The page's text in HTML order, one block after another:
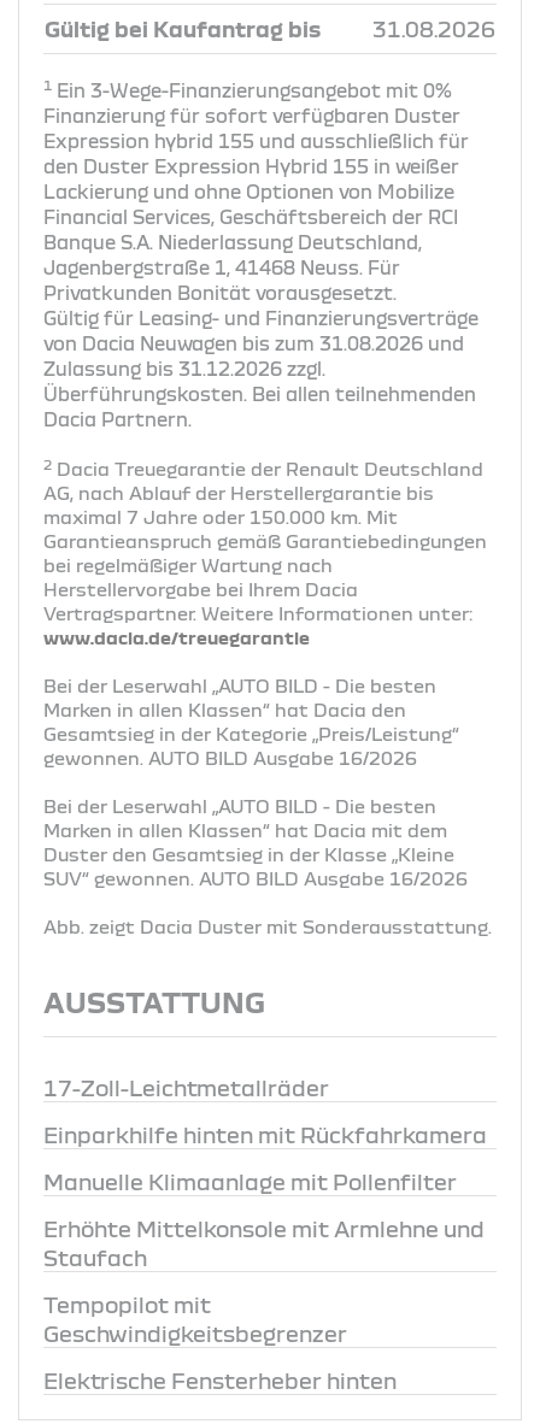
Gültig bei Kaufantrag bis 31.08.2026
1 Ein 3-Wege-Finanzierungsangebot mit 0%
Finanzierung für sofort verfügbaren Duster
Expression hybrid 155 und ausschließlich für
den Duster Expression Hybrid 155 in weißer
Lackierung und ohne Optionen von Mobilize
Financial Services, Geschäftsbereich der RCI
Banque S.A. Niederlassung Deutschland,
Jagenbergstraße 1, 41468 Neuss. Für
Privatkunden Bonität vorausgesetzt.
Gültig für Leasing- und Finanzierungsverträge
von Dacia Neuwagen bis zum 31.08.2026 und
Zulassung bis 31.12.2026 zzgl.
Überführungskosten. Bei allen teilnehmenden
Dacia Partnern.
2 Dacia Treuegarantie der Renault Deutschland
AG, nach Ablauf der Herstellergarantie bis
maximal 7 Jahre oder 150.000 km. Mit
Garantieanspruch gemäß Garantiebedingungen
bei regelmäßiger Wartung nach
Herstellervorgabe bei Ihrem Dacia
Vertragspartner. Weitere Informationen unter:
www.dacia.de/treuegarantie
Bei der Leserwahl „AUTO BILD - Die besten
Marken in allen Klassen“ hat Dacia den
Gesamtsieg in der Kategorie „Preis/Leistung“
gewonnen. AUTO BILD Ausgabe 16/2026
Bei der Leserwahl „AUTO BILD - Die besten
Marken in allen Klassen“ hat Dacia mit dem
Duster den Gesamtsieg in der Klasse „Kleine
SUV“ gewonnen. AUTO BILD Ausgabe 16/2026
Abb. zeigt Dacia Duster mit Sonderausstattung.
AUSSTATTUNG
17-Zoll-Leichtmetallräder
Einparkhilfe hinten mit Rückfahrkamera
Manuelle Klimaanlage mit Pollenfilter
Erhöhte Mittelkonsole mit Armlehne und
Staufach
Tempopilot mit
Geschwindigkeitsbegrenzer
Elektrische Fensterheber hinten